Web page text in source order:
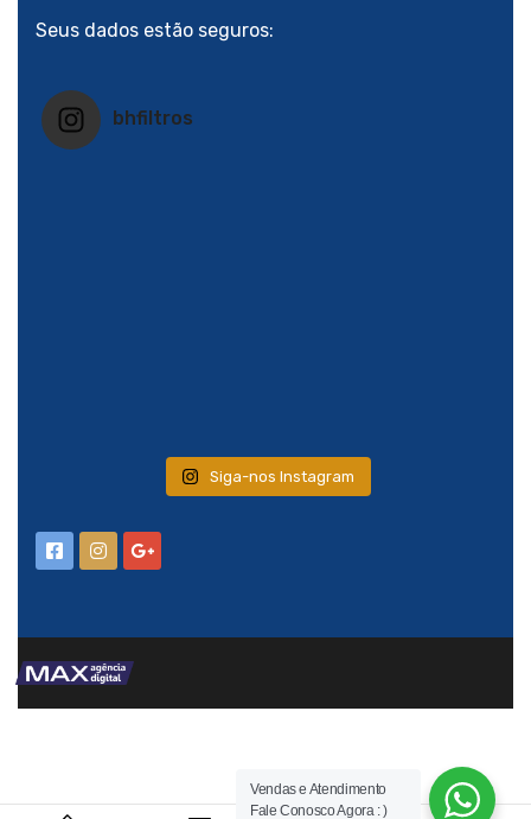
Seus dados estão seguros:
bhfiltros
Siga-nos Instagram
Vendas e Atendimento
Fale Conosco Agora : )